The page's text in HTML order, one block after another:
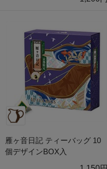
雁ヶ音日記 ティーバッグ 10
個デザインBOX入